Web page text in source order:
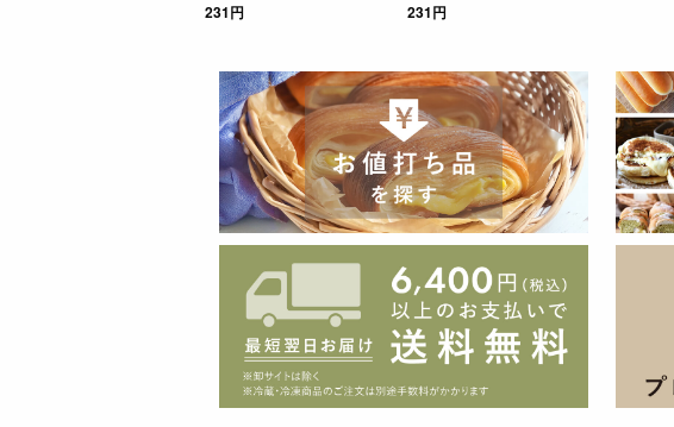
231円 231円